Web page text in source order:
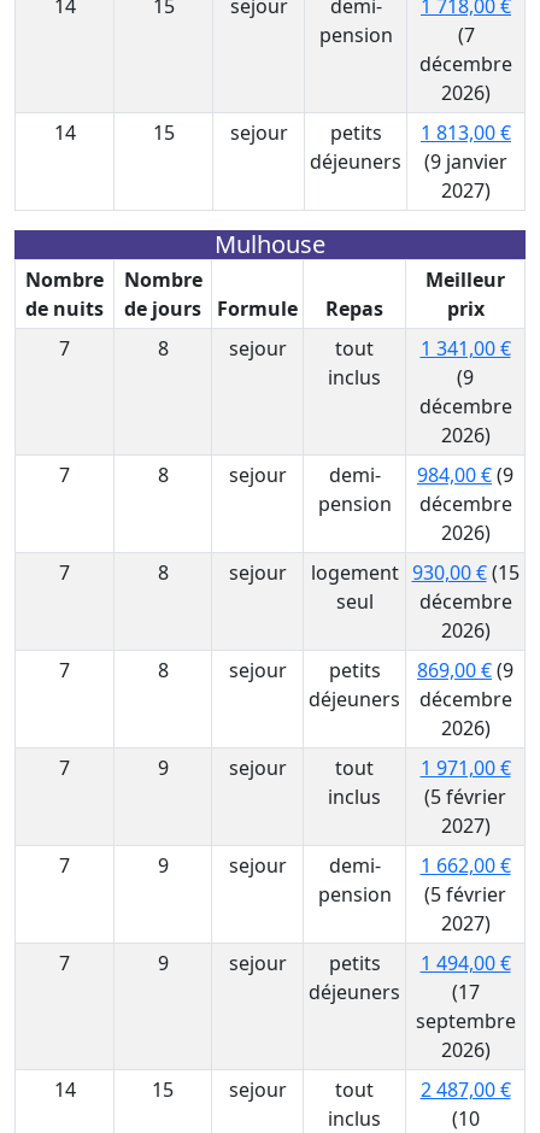
14
15 sejour
demi-
pension
1 718,00 €
(7
décembre
2026)
14
15 sejour
petits
déjeuners
1 813,00 €
(9 janvier
2027)
Mulhouse
Nombre
de nuits
Nombre
de jours
Formule Repas
Meilleur
prix
7
8 sejour
tout
inclus
1 341,00 €
(9
décembre
2026)
7
8 sejour
demi-
pension
984,00 €(9
décembre
2026)
7
8 sejour
logement
seul
930,00 €(15
décembre
2026)
7
8 sejour
petits
déjeuners
869,00 €(9
décembre
2026)
7
9 sejour
tout
inclus
1 971,00 €
(5 février
2027)
7
9 sejour
demi-
pension
1 662,00 €
(5 février
2027)
7
9 sejour
petits
déjeuners
1 494,00 €
(17
septembre
2026)
14
15 sejour
tout
inclus
2 487,00 €
(10